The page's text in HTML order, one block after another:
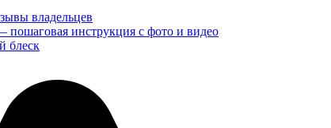
владельцев
инструкция с фото и видео
блеск